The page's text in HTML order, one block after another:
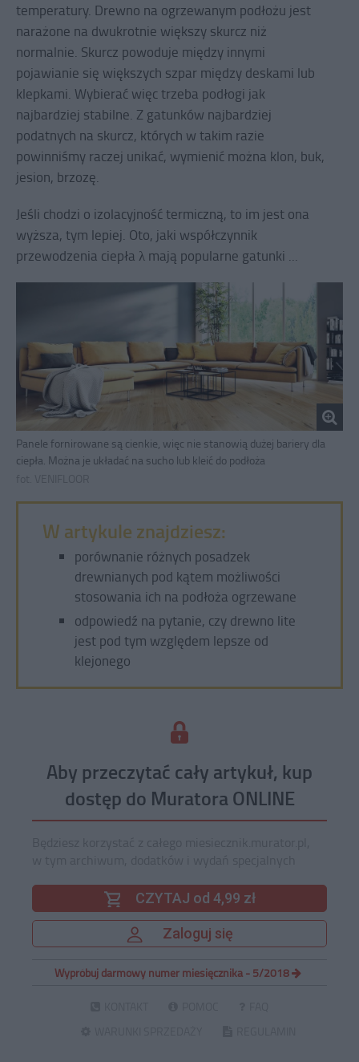
temperatury. Drewno na ogrzewanym podłożu jest
narażone na dwukrotnie większy skurcz niż
normalnie. Skurcz powoduje między innymi
pojawianie się większych szpar między deskami lub
klepkami. Wybierać więc trzeba podłogi jak
najbardziej stabilne. Z gatunków najbardziej
podatnych na skurcz, których w takim razie
powinniśmy raczej unikać, wymienić można klon, buk,
jesion, brzozę.
Jeśli chodzi o izolacyjność termiczną, to im jest ona
wyższa, tym lepiej. Oto, jaki współczynnik
przewodzenia ciepła λ mają popularne gatunki ...
Panele fornirowane są cienkie, więc nie stanowią dużej bariery dla
ciepła. Można je układać na sucho lub kleić do podłoża
W artykule znajdziesz:
porównanie różnych posadzek
drewnianych pod kątem możliwości
stosowania ich na podłoża ogrzewane
odpowiedź na pytanie, czy drewno lite
jest pod tym względem lepsze od
klejonego
Aby przeczytać cały artykuł, kup
dostęp do Muratora ONLINE
CZYTAJ od 4,99 zł
Zaloguj się
Wypróbuj darmowy numer miesięcznika - 5/2018